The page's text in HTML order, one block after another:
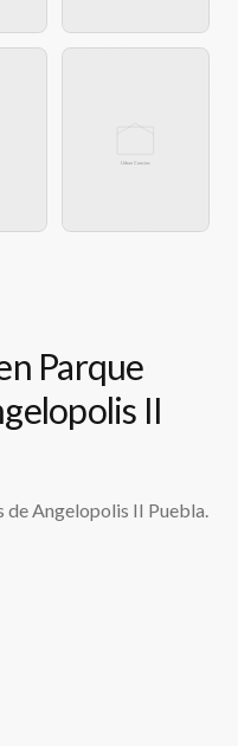
Parque
II
de Angelopolis II Puebla.